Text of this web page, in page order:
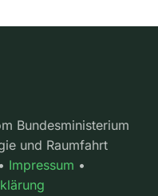
Bundesministerium
und Raumfahrt
Impressum •